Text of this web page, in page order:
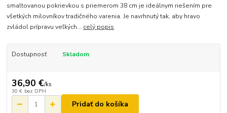
smaltovanou pokrievkou s priemerom 38 cm je ideálnym riešením pre
všetkých milovníkov tradičného varenia. Je navrhnutý tak, aby hravo
zvládol prípravu veľkých... celý popis
Dostupnosť Skladom
36,90 €/ks
30 € bez DPH
Pridať do košíka